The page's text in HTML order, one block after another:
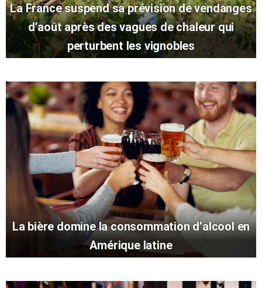
La France suspend sa prévision de vendanges
d’août après des vagues de chaleur qui
perturbent les vignobles
La bière domine la consommation d’alcool en
Amérique latine